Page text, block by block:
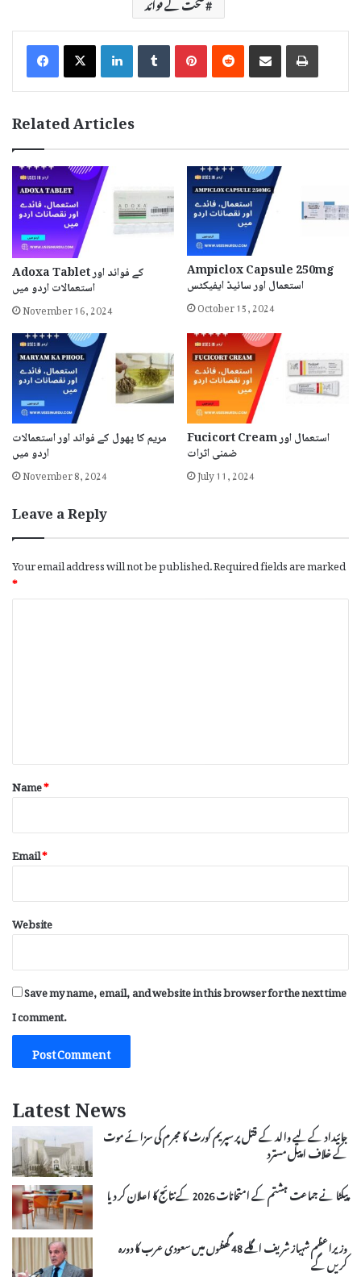
LinkedInTumblrPinterestReddit Share via Email Print
Related Articles
Adoxa Tablet کے فوائد اور
استعمالات اردو میں
November 16, 2024
Ampiclox Capsule 250mg
استعمال اور سائیڈ ایفیکٹس
October 15, 2024
مریم کا پھول کے فوائد اور استعمالات
اردو میں
November 8, 2024
Fucicort Cream استعمال اور
ضمنی اثرات
July 11, 2024
Leave a Reply
Your email address will not be published.Required fields are marked
*
*
Name*
Email*
Website
Save my name, email, and website in this browser for the next time
I comment.
Latest News
جائیداد کے لیے والد کے قتل پر سپریم کورٹ کا مجرم کی سزائے موت
کے خلاف اپیل مسترد
پیکٹا نے جماعت ہشتم کے امتحانات 2026 کے نتائج کا اعلان کر دیا
وزیراعظم شہباز شریف اگلے 48 گھنٹوں میں سعودی عرب کا دورہ
کریں گے